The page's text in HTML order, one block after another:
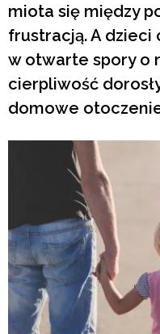
miota się między
frustracją. A dzieci
w otwarte spory o
cierpliwość
domowe